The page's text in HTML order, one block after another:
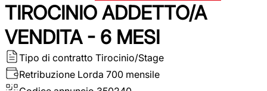
TIROCINIO ADDETTO/A
VENDITA - 6 MESI
Tipo di contratto Tirocinio/Stage
Retribuzione Lorda 700 mensile